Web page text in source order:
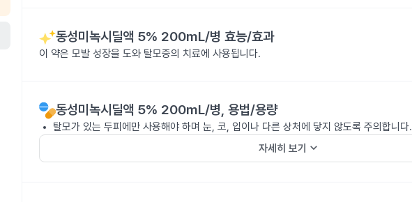
동성미녹시딜액 5% 200mL/병 효능/효과
이 약은 모발 성장을 도와 탈모증의 치료에 사용됩니다.
동성미녹시딜액 5% 200mL/병, 용법/용량
탈모가 있는 두피에만 사용해야 하며 눈, 코, 입이나 다른 상처에 닿지 않도록 주의합니다.
자세히 보기 keyboard_arrow_down